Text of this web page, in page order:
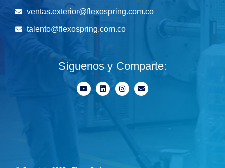
ventas.exterior@flexospring.com.co
talento@flexospring.com.co
Síguenos y Comparte: